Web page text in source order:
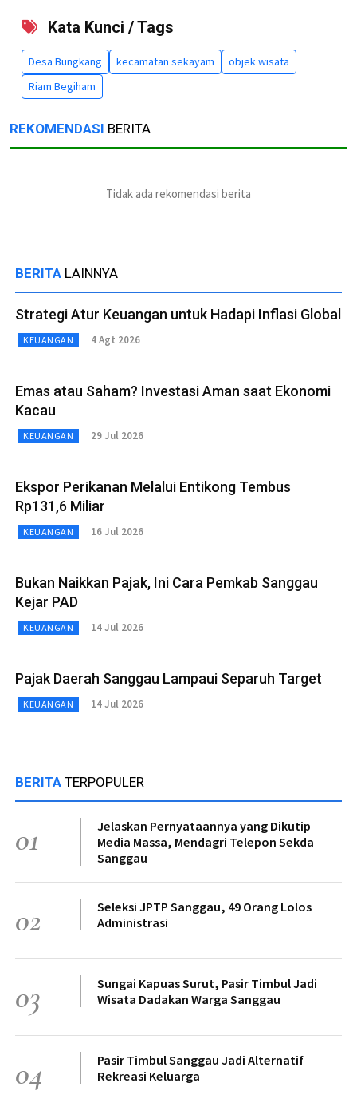
Kata Kunci / Tags
Desa Bungkang kecamatan sekayam
objek wisata
Riam Begiham
REKOMENDASI BERITA
Tidak ada rekomendasi berita
BERITA LAINNYA
Strategi Atur Keuangan untuk Hadapi Inflasi Global
KEUANGAN 4 Agt 2026
Emas atau Saham? Investasi Aman saat Ekonomi
Kacau
KEUANGAN 29 Jul 2026
Ekspor Perikanan Melalui Entikong Tembus
Rp131,6 Miliar
KEUANGAN 16 Jul 2026
Bukan Naikkan Pajak, Ini Cara Pemkab Sanggau
Kejar PAD
KEUANGAN 14 Jul 2026
Pajak Daerah Sanggau Lampaui Separuh Target
KEUANGAN 14 Jul 2026
BERITA TERPOPULER
01
Jelaskan Pernyataannya yang Dikutip
Media Massa, Mendagri Telepon Sekda
Sanggau
02
Seleksi JPTP Sanggau, 49 Orang Lolos
Administrasi
03
Sungai Kapuas Surut, Pasir Timbul Jadi
Wisata Dadakan Warga Sanggau
04
Pasir Timbul Sanggau Jadi Alternatif
Rekreasi Keluarga